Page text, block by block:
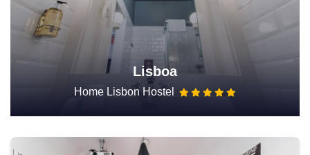
Lisboa
Home Lisbon Hostel